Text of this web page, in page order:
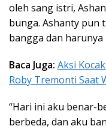
oleh sang istri,
bunga. Ashanty pun
bangga dan
Baca Juga: Aksi
Roby Tremonti Saat
“Hari ini aku benar-
berbeda, dan aku